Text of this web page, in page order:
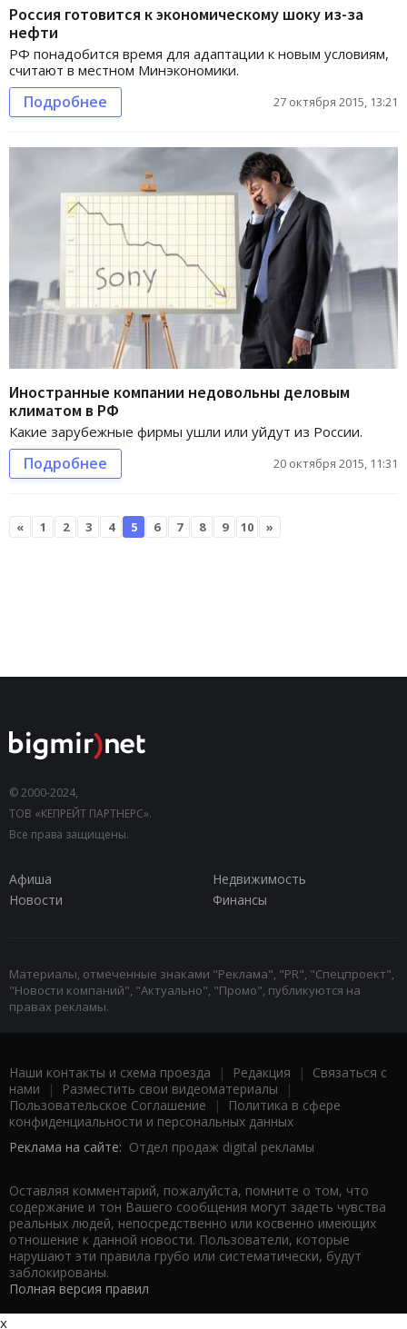
Россия готовится к экономическому шоку из-за
нефти
РФ понадобится время для адаптации к новым условиям,
считают в местном Минэкономики.
Подробнее 27 октября 2015, 13:21
Иностранные компании недовольны деловым
климатом в РФ
Какие зарубежные фирмы ушли или уйдут из России.
Подробнее 20 октября 2015, 11:31
« 1 2 3 4 5 6 7 8 9 10 »
© 2000-2024,
ТОВ «КЕПРЕЙТ ПАРТНЕРС».
Все права защищены.
Афиша
Недвижимость
Новости
Финансы
Материалы, отмеченные знаками "Реклама", "PR", "Спецпроект",
"Новости компаний", "Актуально", "Промо", публикуются на
правах рекламы.
Наши контакты и схема проезда | Редакция | Связаться с
нами | Разместить свои видеоматериалы |
Пользовательское Соглашение |
Политика в сфере
конфиденциальности и персональных данных
Реклама на сайте: Отдел продаж digital рекламы
Оставляя комментарий, пожалуйста, помните о том, что
содержание и тон Вашего сообщения могут задеть чувства
реальных людей, непосредственно или косвенно имеющих
отношение к данной новости. Пользователи, которые
нарушают эти правила грубо или систематически, будут
заблокированы.
Полная версия правил
x